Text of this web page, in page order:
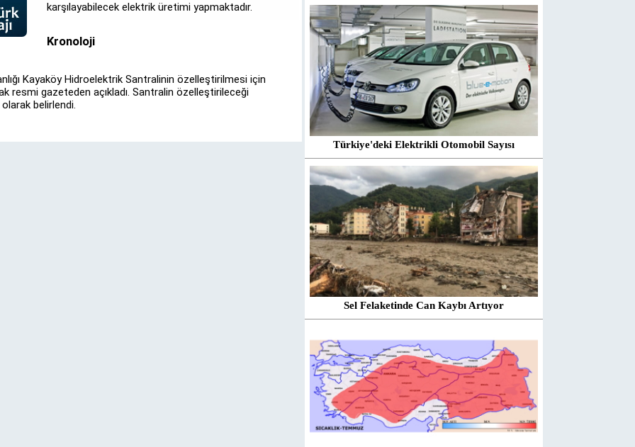
karşılayabilecek elektrik üretimi yapmaktadır.
Kronoloji
Kayaköy Hidroelektrik Santralinin özelleştirilmesi için
resmi gazeteden açıkladı. Santralin özelleştirileceği
belirlendi.
Türkiye'deki Elektrikli Otomobil Sayısı
Sel Felaketinde Can Kaybı Artıyor